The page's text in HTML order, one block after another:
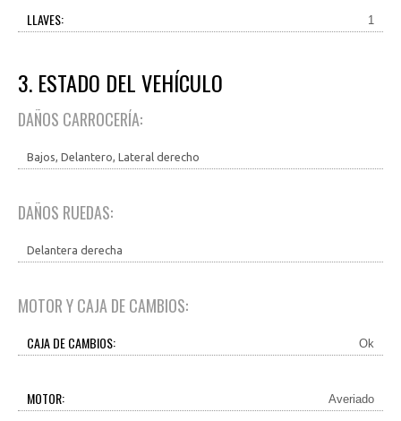
LLAVES: 1
3. ESTADO DEL VEHÍCULO
DAÑOS CARROCERÍA:
Bajos, Delantero, Lateral derecho
DAÑOS RUEDAS:
Delantera derecha
MOTOR Y CAJA DE CAMBIOS:
CAJA DE CAMBIOS: Ok
MOTOR: Averiado